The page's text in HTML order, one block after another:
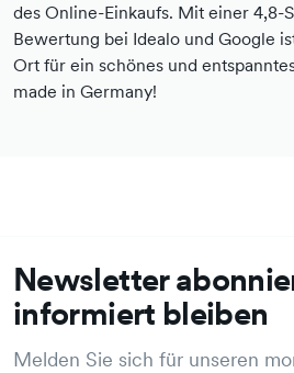
des Online-Einkaufs. Mit einer 4,8-
Bewertung bei Idealo und Google
Ort für ein schönes und
made in Germany!
Newsletter
informiert bleiben
Melden Sie sich für unseren